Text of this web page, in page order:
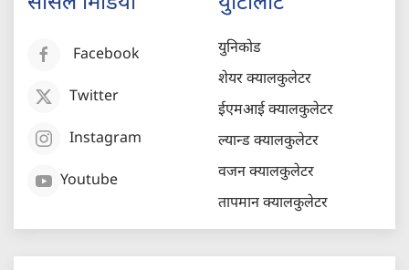
Facebook
Twitter
Instagram
Youtube
युनिकोड
शेयर क्यालकुलेटर
ईएमआई क्यालकुलेटर
ल्यान्ड क्यालकुलेटर
वजन क्यालकुलेटर
तापमान क्यालकुलेटर